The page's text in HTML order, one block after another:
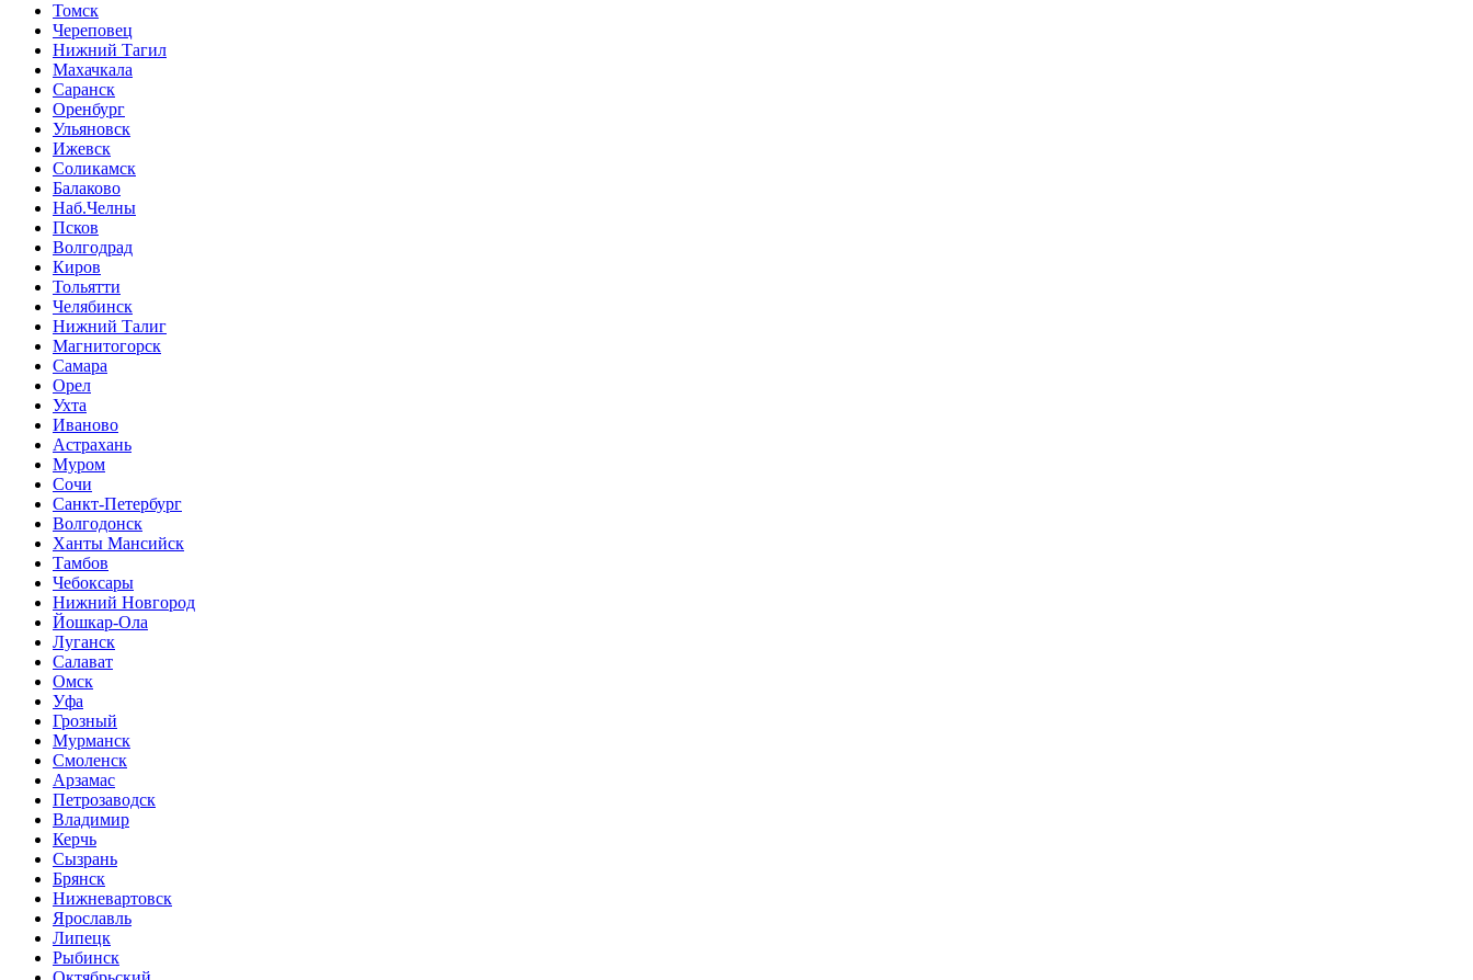
Томск
Череповец
Нижний Тагил
Махачкала
Саранск
Оренбург
Ульяновск
Ижевск
Соликамск
Балаково
Наб.Челны
Псков
Волгодрад
Киров
Тольятти
Челябинск
Нижний Талиг
Магнитогорск
Самара
Орел
Ухта
Иваново
Астрахань
Муром
Сочи
Санкт-Петербург
Волгодонск
Ханты Мансийск
Тамбов
Чебоксары
Нижний Новгород
Йошкар-Ола
Луганск
Салават
Омск
Уфа
Грозный
Мурманск
Смоленск
Арзамас
Петрозаводск
Владимир
Керчь
Сызрань
Брянск
Нижневартовск
Ярославль
Липецк
Рыбинск